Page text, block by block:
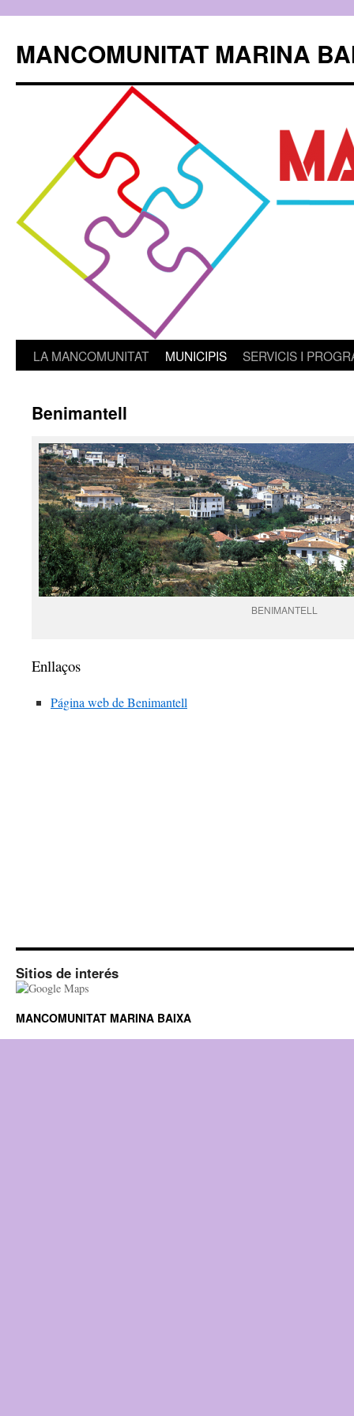
content
MANCOMUNITAT MARINA
LA MANCOMUNITAT MUNICIPIS SERVICIS I
Benimantell
BENIMANTELL
Enllaços
Página web de Benimantell
Sitios de interés
MANCOMUNITAT MARINA BAIXA